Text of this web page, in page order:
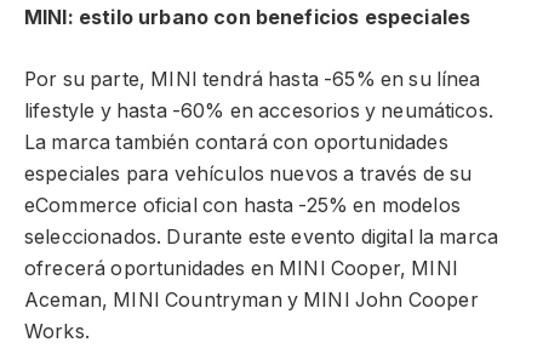
MINI: estilo urbano con beneficios especiales
Por su parte, MINI tendrá hasta -65% en su línea
lifestyle y hasta -60% en accesorios y neumáticos.
La marca también contará con oportunidades
especiales para vehículos nuevos a través de su
eCommerce oficial con hasta -25% en modelos
seleccionados. Durante este evento digital la marca
ofrecerá oportunidades en MINI Cooper, MINI
Aceman, MINI Countryman y MINI John Cooper
Works.